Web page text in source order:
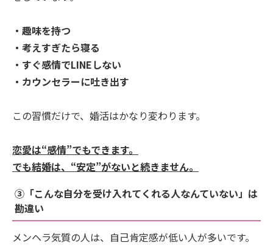
・趣味を持つ
・考えすぎたら寝る
・すぐ感情でLINEしない
・カウンセラーに吐き出す
この習慣だけで、婚活はかなり変わります。
恋愛は“感情”でもできます。
でも結婚は、“安定”がないと続きません。
③「こんな自分を受け入れてくれる人なんていない」は
勘違い
メンヘラ気質の人は、自己肯定感が低い人が多いです。